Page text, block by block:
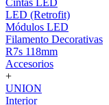
Cintas LED
LED (Retrofit)
Módulos LED
Filamento Decorativas
R7s 118mm
Accesorios
+
UNION
Interior